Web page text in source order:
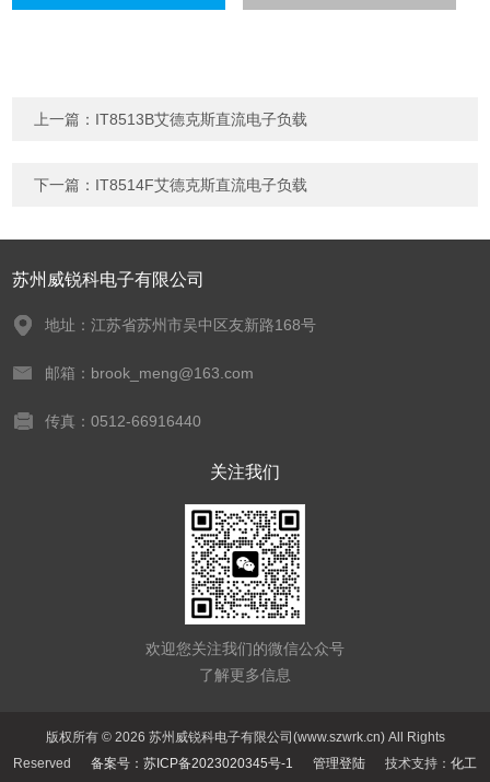
上一篇： IT8513B艾德克斯直流电子负载
下一篇： IT8514F艾德克斯直流电子负载
苏州威锐科电子有限公司
地址：江苏省苏州市吴中区友新路168号
邮箱：brook_meng@163.com
传真：0512-66916440
关注我们
欢迎您关注我们的微信公众号
了解更多信息
版权所有 © 2026 苏州威锐科电子有限公司(www.szwrk.cn) All Rights
Reserved 备案号：苏ICP备2023020345号-1 管理登陆 技术支持： 化工